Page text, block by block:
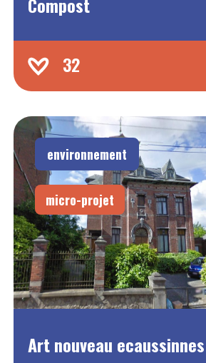
Compost
32
environnement
micro-projet
Art nouveau ecaussinnes